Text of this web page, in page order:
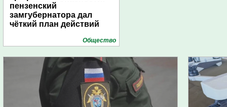
пензенский
замгубернатора дал
чёткий план действий
Общество